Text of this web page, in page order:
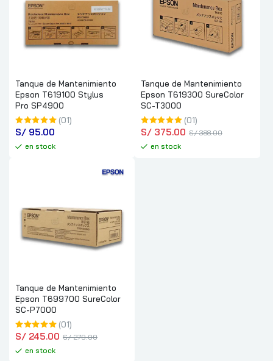
Tanque de Mantenimiento
Epson T619100 Stylus
Pro SP4900
(01)
S/ 95.00
en stock
Tanque de Mantenimiento
Epson T619300 SureColor
SC-T3000
(01)
S/ 388.00
S/ 375.00
en stock
Tanque de Mantenimiento
Epson T699700 SureColor
SC-P7000
(01)
S/ 279.00
S/ 245.00
en stock